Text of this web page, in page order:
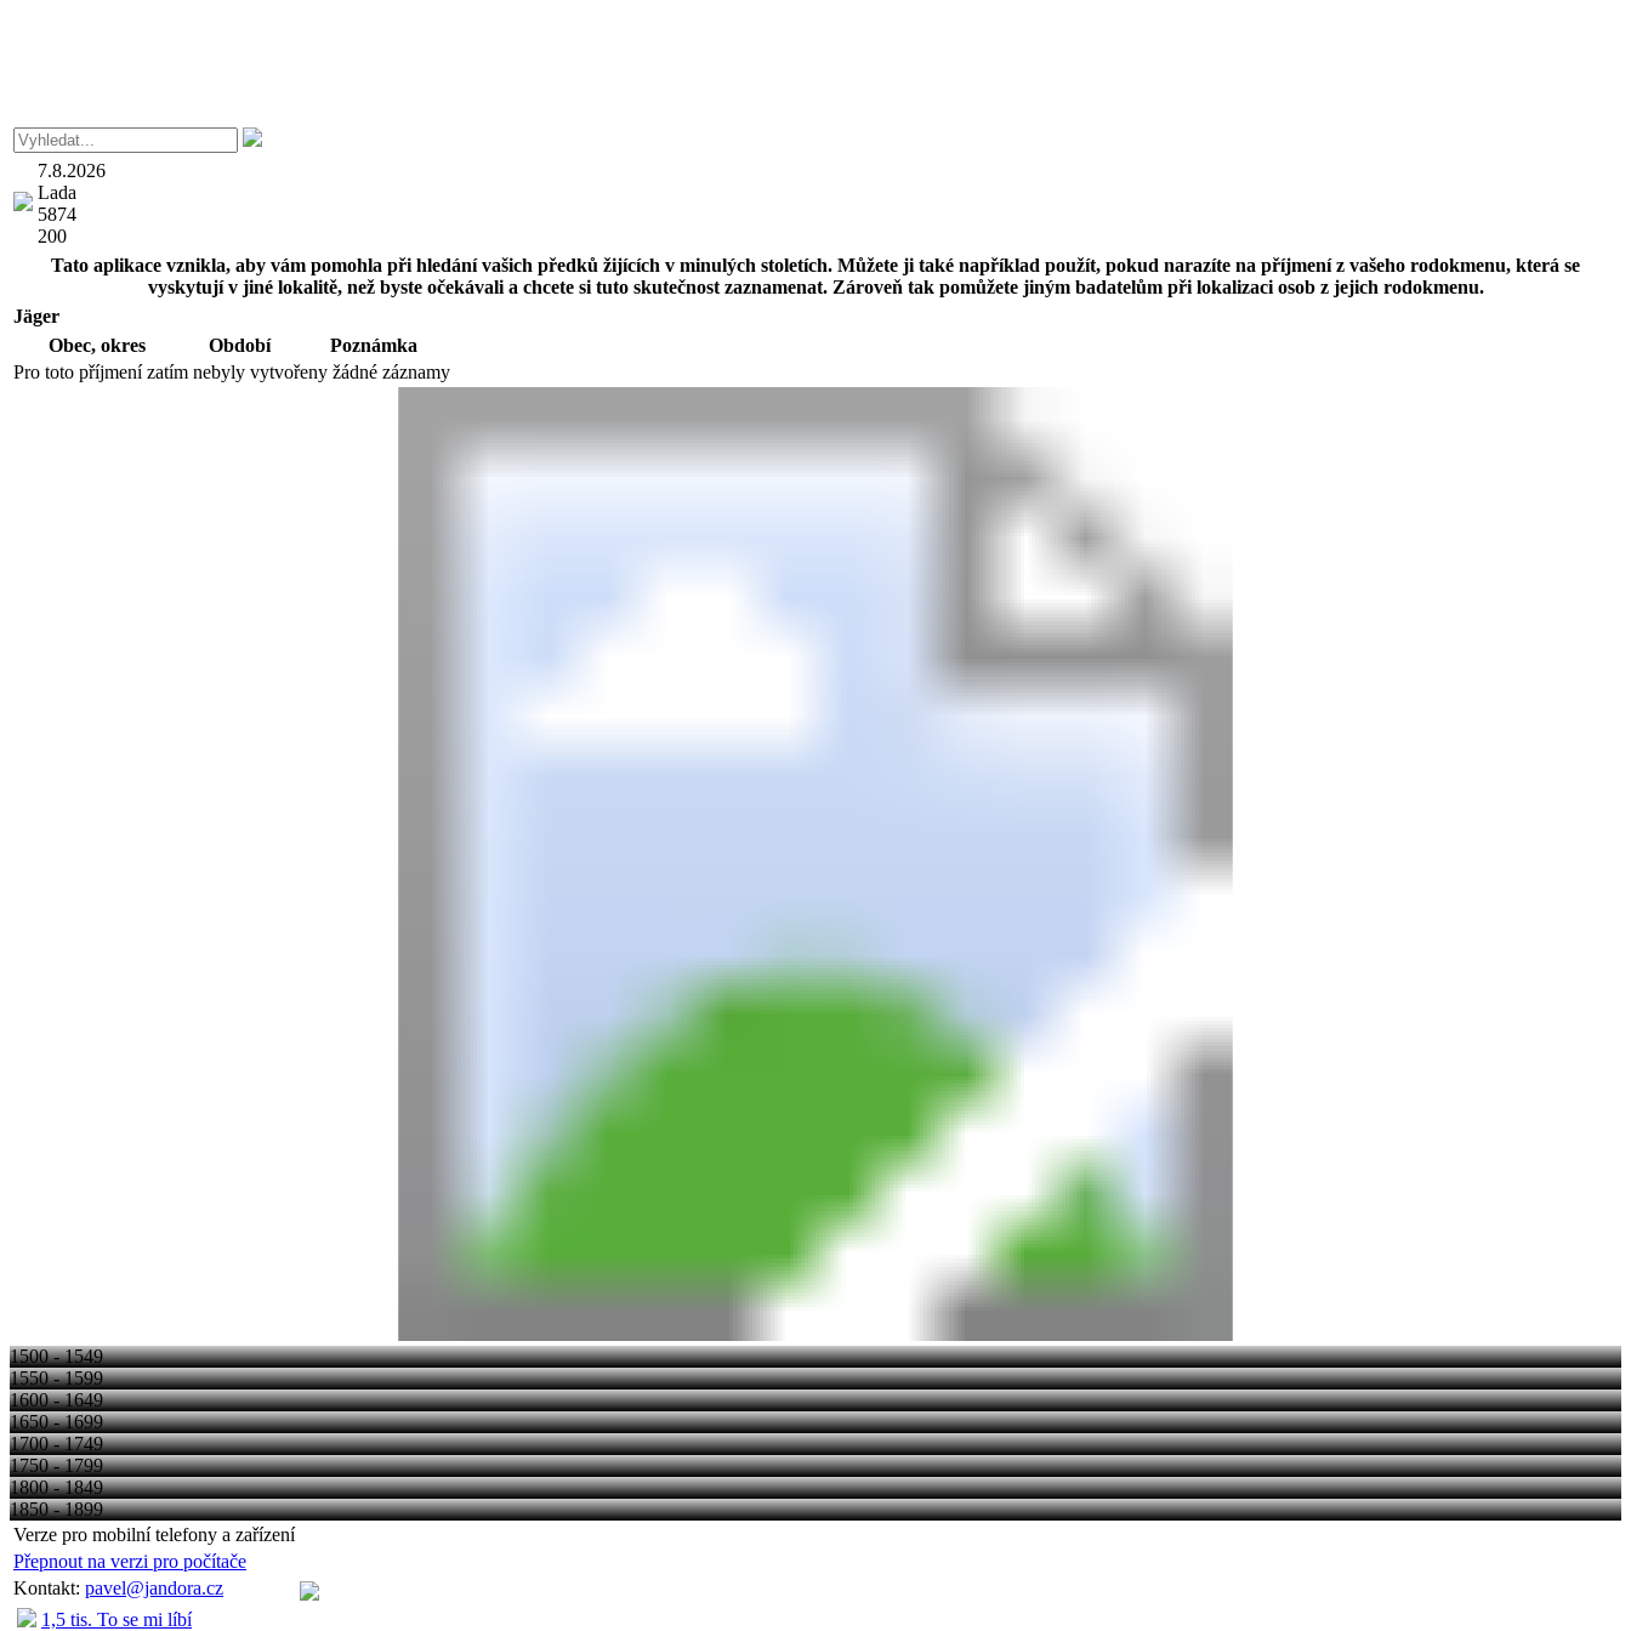
7.8.2026
Lada
5874
200
Tato aplikace vznikla, aby vám pomohla při hledání vašich předků žijících v minulých stoletích. Můžete ji také například použít, pokud narazíte na příjmení z vašeho rodokmenu, která se
vyskytují v jiné lokalitě, než byste očekávali a chcete si tuto skutečnost zaznamenat. Zároveň tak pomůžete jiným badatelům při lokalizaci osob z jejich rodokmenu.
Jäger
Obec, okres Období
Poznámka
Pro toto příjmení zatím nebyly vytvořeny žádné záznamy
1500 - 1549
1550 - 1599
1600 - 1649
1650 - 1699
1700 - 1749
1750 - 1799
1800 - 1849
1850 - 1899
Verze pro mobilní telefony a zařízení
Přepnout na verzi pro počítače
Kontakt: pavel@jandora.cz
1,5 tis. To se mi líbí